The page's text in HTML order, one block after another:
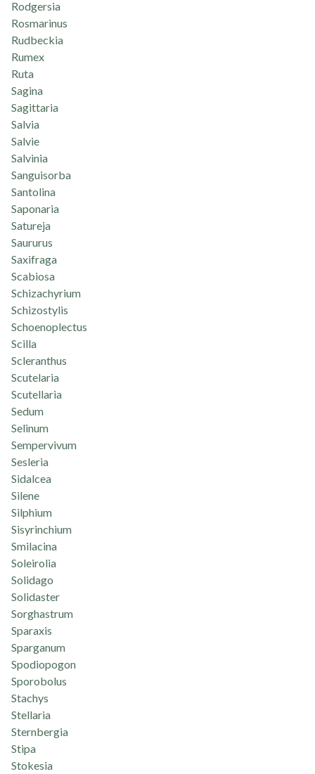
Rodgersia
Rosmarinus
Rudbeckia
Rumex
Ruta
Sagina
Sagittaria
Salvia
Salvie
Salvinia
Sanguisorba
Santolina
Saponaria
Satureja
Saururus
Saxifraga
Scabiosa
Schizachyrium
Schizostylis
Schoenoplectus
Scilla
Scleranthus
Scutelaria
Scutellaria
Sedum
Selinum
Sempervivum
Sesleria
Sidalcea
Silene
Silphium
Sisyrinchium
Smilacina
Soleirolia
Solidago
Solidaster
Sorghastrum
Sparaxis
Sparganum
Spodiopogon
Sporobolus
Stachys
Stellaria
Sternbergia
Stipa
Stokesia